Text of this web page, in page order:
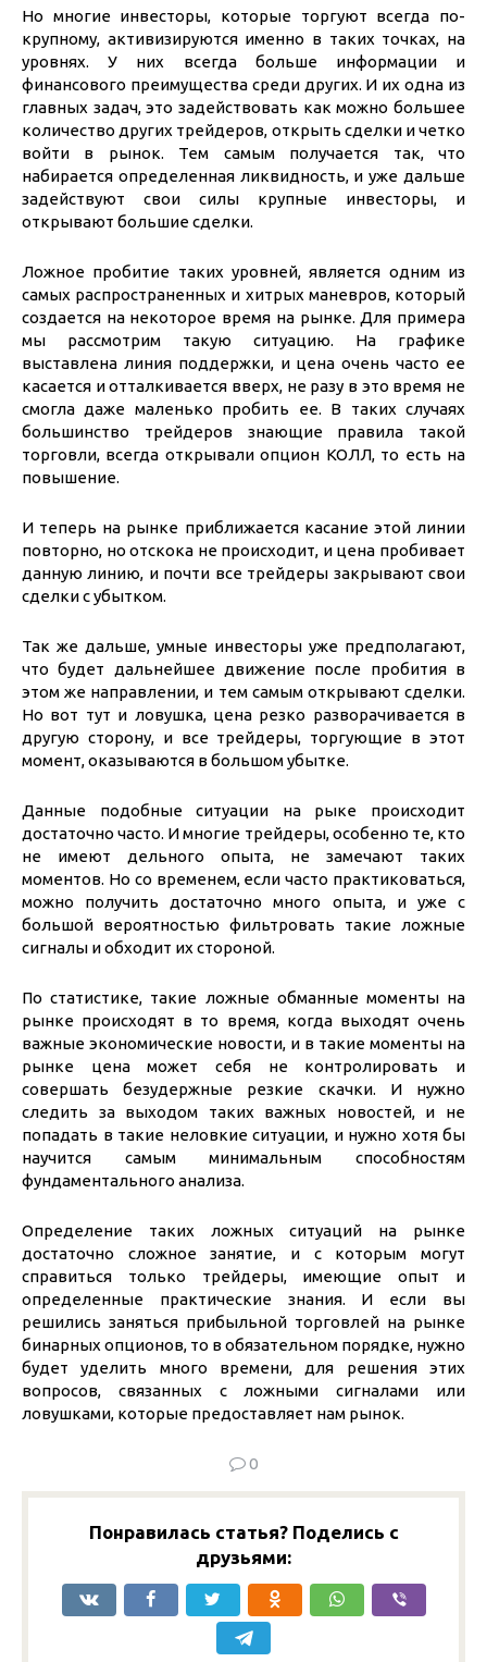
Но многие инвесторы, которые торгуют всегда по-
крупному, активизируются именно в таких точках, на
уровнях. У них всегда больше информации и
финансового преимущества среди других. И их одна из
главных задач, это задействовать как можно большее
количество других трейдеров, открыть сделки и четко
войти в рынок. Тем самым получается так, что
набирается определенная ликвидность, и уже дальше
задействуют свои силы крупные инвесторы, и
открывают большие сделки.
Ложное пробитие таких уровней, является одним из
самых распространенных и хитрых маневров, который
создается на некоторое время на рынке. Для примера
мы рассмотрим такую ситуацию. На графике
выставлена линия поддержки, и цена очень часто ее
касается и отталкивается вверх, не разу в это время не
смогла даже маленько пробить ее. В таких случаях
большинство трейдеров знающие правила такой
торговли, всегда открывали опцион КОЛЛ, то есть на
повышение.
И теперь на рынке приближается касание этой линии
повторно, но отскока не происходит, и цена пробивает
данную линию, и почти все трейдеры закрывают свои
сделки с убытком.
Так же дальше, умные инвесторы уже предполагают,
что будет дальнейшее движение после пробития в
этом же направлении, и тем самым открывают сделки.
Но вот тут и ловушка, цена резко разворачивается в
другую сторону, и все трейдеры, торгующие в этот
момент, оказываются в большом убытке.
Данные подобные ситуации на рыке происходит
достаточно часто. И многие трейдеры, особенно те, кто
не имеют дельного опыта, не замечают таких
моментов. Но со временем, если часто практиковаться,
можно получить достаточно много опыта, и уже с
большой вероятностью фильтровать такие ложные
сигналы и обходит их стороной.
По статистике, такие ложные обманные моменты на
рынке происходят в то время, когда выходят очень
важные экономические новости, и в такие моменты на
рынке цена может себя не контролировать и
совершать безудержные резкие скачки. И нужно
следить за выходом таких важных новостей, и не
попадать в такие неловкие ситуации, и нужно хотя бы
научится самым минимальным способностям
фундаментального анализа.
Определение таких ложных ситуаций на рынке
достаточно сложное занятие, и с которым могут
справиться только трейдеры, имеющие опыт и
определенные практические знания. И если вы
решились заняться прибыльной торговлей на рынке
бинарных опционов, то в обязательном порядке, нужно
будет уделить много времени, для решения этих
вопросов, связанных с ложными сигналами или
ловушками, которые предоставляет нам рынок.
0
Понравилась статья? Поделись с
друзьями: